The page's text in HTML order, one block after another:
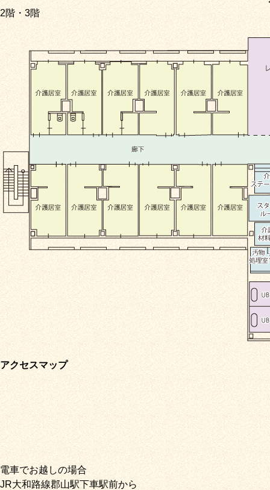
2階・3階
アクセスマップ
電車でお越しの場合
JR大和路線郡山駅下車駅前から